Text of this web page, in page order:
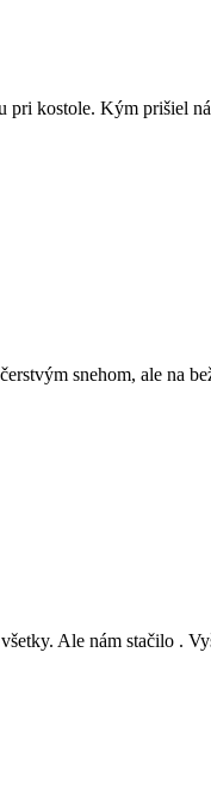
kostole. Kým prišiel
snehom, ale na
Ale nám stačilo .